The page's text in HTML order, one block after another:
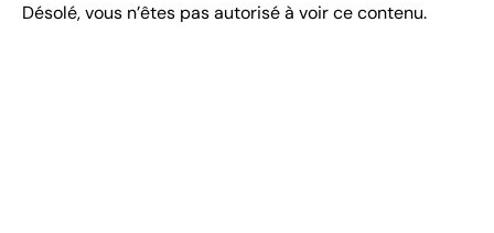
Désolé, vous n’êtes pas autorisé à voir ce contenu.